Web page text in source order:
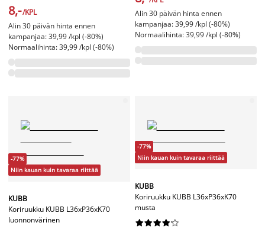
8,-/KPL
Alin 30 päivän hinta ennen
kampanjaa: 39,99 /kpl (-80%)
Normaalihinta: 39,99 /kpl (-80%)
Alin 30 päivän hinta ennen
kampanjaa: 39,99 /kpl (-80%)
Normaalihinta: 39,99 /kpl (-80%)
-77%
Niin kauan kuin tavaraa riittää
KUBB
Koriruukku KUBB L36xP36xK70
luonnonvärinen
-77%
Niin kauan kuin tavaraa riittää
KUBB
Koriruukku KUBB L36xP36xK70
musta





